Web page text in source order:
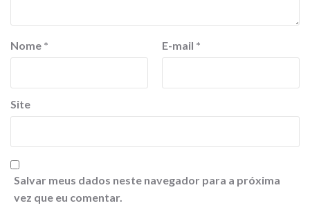
Nome * E-mail *
Site
Salvar meus dados neste navegador para a próxima
vez que eu comentar.